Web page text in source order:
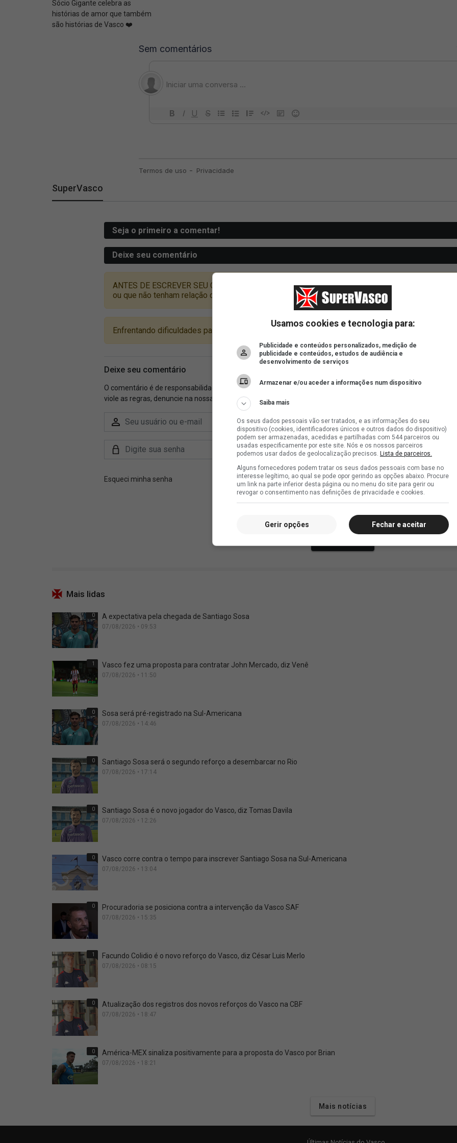
Sócio Gigante celebra as
histórias de amor que também
são histórias de Vasco ❤️
SuperVasco
Mais lidas
0 A expectativa pela chegada de Santiago Sosa
07/08/2026 • 09:53
1 Vasco fez uma proposta para contratar John Mercado, diz Venê
07/08/2026 • 11:50
0 Sosa será pré-registrado na Sul-Americana
07/08/2026 • 14:46
0 Santiago Sosa será o segundo reforço a desembarcar no Rio
07/08/2026 • 17:14
0 Santiago Sosa é o novo jogador do Vasco, diz Tomas Davila
07/08/2026 • 12:26
0 Vasco corre contra o tempo para inscrever Santiago Sosa na Sul-Americana
07/08/2026 • 13:04
0 Procuradoria se posiciona contra a intervenção da Vasco SAF
07/08/2026 • 15:35
1 Facundo Colidio é o novo reforço do Vasco, diz César Luis Merlo
07/08/2026 • 08:15
0 Atualização dos registros dos novos reforços do Vasco na CBF
07/08/2026 • 18:47
0 América-MEX sinaliza positivamente para a proposta do Vasco por Brian
07/08/2026 • 18:21
Mais notícias
Usamos cookies e tecnologia para:
Publicidade e conteúdos personalizados, medição de
publicidade e conteúdos, estudos de audiência e
desenvolvimento de serviços
Armazenar e/ou aceder a informações num dispositivo
Saiba mais
Os seus dados pessoais vão ser tratados, e as informações do seu
dispositivo (cookies, identificadores únicos e outros dados do dispositivo)
podem ser armazenadas, acedidas e partilhadas com 544 parceiros ou
usadas especificamente por este site. Nós e os nossos parceiros
podemos usar dados de geolocalização precisos. Lista de parceiros.
Alguns fornecedores podem tratar os seus dados pessoais com base no
interesse legítimo, ao qual se pode opor gerindo as opções abaixo. Procure
um link na parte inferior desta página ou no menu do site para gerir ou
revogar o consentimento nas definições de privacidade e cookies.
Fechar e aceitar
Gerir opções